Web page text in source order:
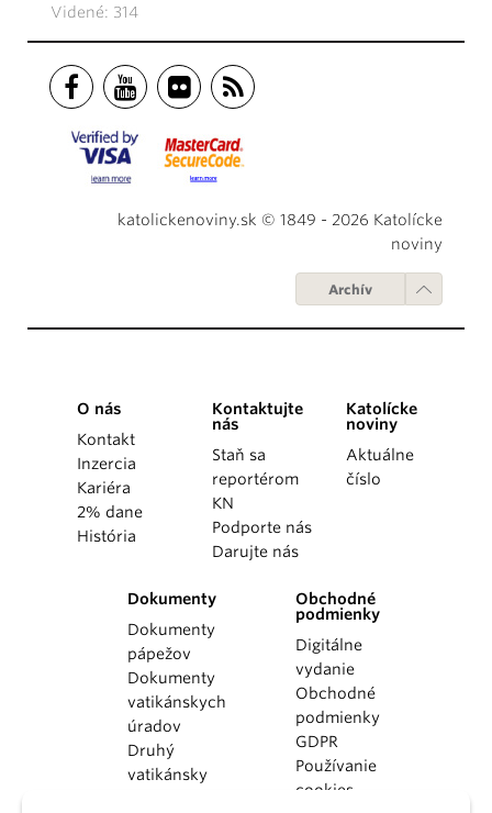
Videné: 314
katolickenoviny.sk © 1849 - 2026 Katolícke
noviny
Archív
O nás
Kontakt
Inzercia
Kariéra
2% dane
História
Kontaktujte
nás
Staň sa
reportérom
KN
Podporte nás
Darujte nás
Katolícke
noviny
Aktuálne
číslo
Dokumenty
Dokumenty
pápežov
Dokumenty
vatikánskych
úradov
Druhý
vatikánsky
Obchodné
podmienky
Digitálne
vydanie
Obchodné
podmienky
GDPR
Používanie
cookies